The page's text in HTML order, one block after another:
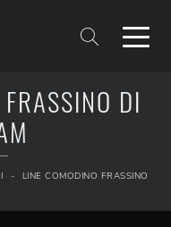
DI
- LINE COMODINO FRASSINO